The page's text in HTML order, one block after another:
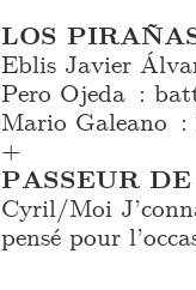
LOS
Eblis Javier
Pero Ojeda :
Mario Galeano :
+
PASSEUR
Cyril/Moi
pensé pour